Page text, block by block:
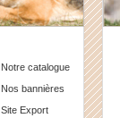
Notre catalogue
Nos bannières
Site Export